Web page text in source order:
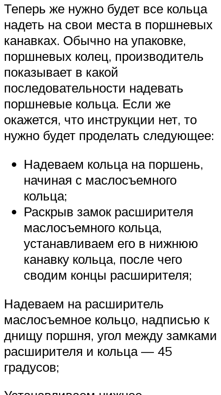
Теперь же нужно будет все кольца
надеть на свои места в поршневых
канавках. Обычно на упаковке,
поршневых колец, производитель
показывает в какой
последовательности надевать
поршневые кольца. Если же
окажется, что инструкции нет, то
нужно будет проделать следующее:
Надеваем кольца на поршень,
начиная с маслосъемного
кольца;
Раскрыв замок расширителя
маслосъемного кольца,
устанавливаем его в нижнюю
канавку кольца, после чего
сводим концы расширителя;
Надеваем на расширитель
маслосъемное кольцо, надписью к
днищу поршня, угол между замками
расширителя и кольца — 45
градусов;